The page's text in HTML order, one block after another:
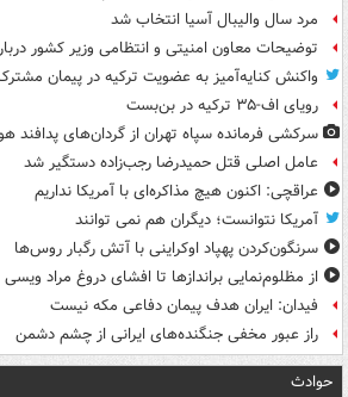
مرد سال والیبال آسیا انتخاب شد
توضیحات معاون امنیتی و انتظامی وزیر کشور
واکنش کنایه‌آمیز به عضویت ترکیه در پیمان
رویای اف-۳۵ ترکیه در بن‌بست
سرکشی فرمانده سپاه تهران از گردان‌های پدافند
عامل اصلی قتل حمیدرضا رجب‌زاده دستگیر شد
عراقچی: اکنون هیچ مذاکره‌ای با آمریکا نداریم
آمریکا نتوانست؛ دیگران هم نمی توانند
سرنگون‌کردن پهپاد اوکراینی با آتش رگبار روس‌ها
از مظلوم‌نمایی براندازها تا افشای دروغ مراد ویسی
فیدان: ایران هدف پیمان دفاعی مکه نیست
راز عبور مخفی جنگنده‌های ایرانی از چشم دشمن
حوادث